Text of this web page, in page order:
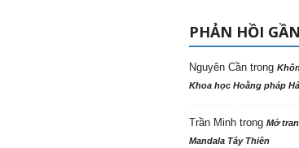
PHẢN HỒI
Nguyên Cầntrong
Khoa học Hoằng pháp
Trần Minhtrong Mở
Mandala Tây Thiên